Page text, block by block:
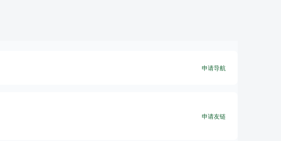
申请导航
申请友链